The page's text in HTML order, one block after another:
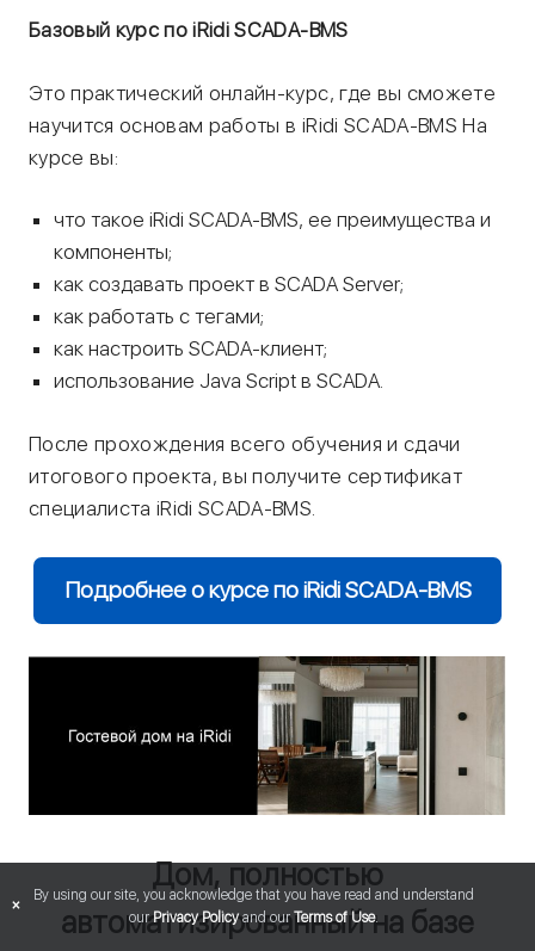
Базовый курс по iRidi SCADA-BMS
Это практический онлайн-курс, где вы сможете
научится основам работы в iRidi SCADA-BMS На
курсе вы:
что такое iRidi SCADA-BMS, ее преимущества и
компоненты;
как создавать проект в SCADA Server;
как работать с тегами;
как настроить SCADA-клиент;
использование Java Script в SCADA.
После прохождения всего обучения и сдачи
итогового проекта, вы получите сертификат
специалиста iRidi SCADA-BMS.
Подробнее о курсе по iRidi SCADA-BMS
Дом, полностью
автоматизированный на базе
×
By using our site, you acknowledge that you have read and understand
ourPrivacy Policyand ourTerms of Use.